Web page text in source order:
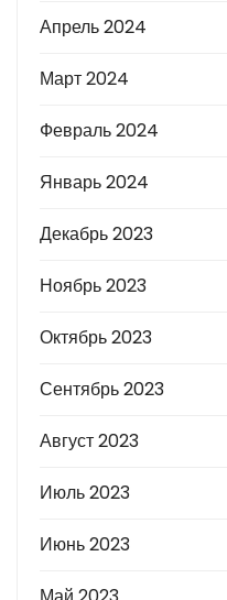
Апрель 2024
Март 2024
Февраль 2024
Январь 2024
Декабрь 2023
Ноябрь 2023
Октябрь 2023
Сентябрь 2023
Август 2023
Июль 2023
Июнь 2023